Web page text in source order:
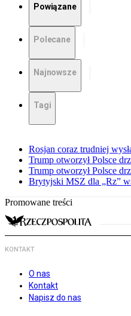
Powiązane
Polecane
Najnowsze
Tagi
Rosjan coraz trudniej
Trump otworzył Polsce
Trump otworzył Polsce
Brytyjski MSZ dla „Rz”
Promowane treści
KONTAKT
O nas
Kontakt
Napisz do nas